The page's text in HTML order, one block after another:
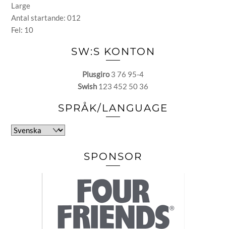
Large
Antal startande: 012
Fel: 10
SW:S KONTON
Plusgiro3 76 95-4
Swish 123 452 50 36
SPRÅK/LANGUAGE
Välj
SPONSOR